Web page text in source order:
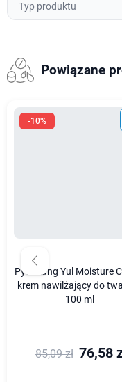
Typ produktu
Powiązane
-10%
Pyunkang Yul Moisture
krem nawilżający do
100 ml
85,09 zł 76,58